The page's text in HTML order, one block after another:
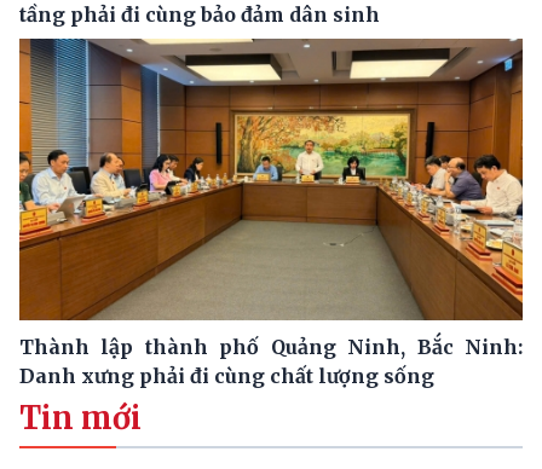
tầng phải đi cùng bảo đảm dân sinh
Thành lập thành phố Quảng Ninh, Bắc Ninh:
Danh xưng phải đi cùng chất lượng sống
Tin mới